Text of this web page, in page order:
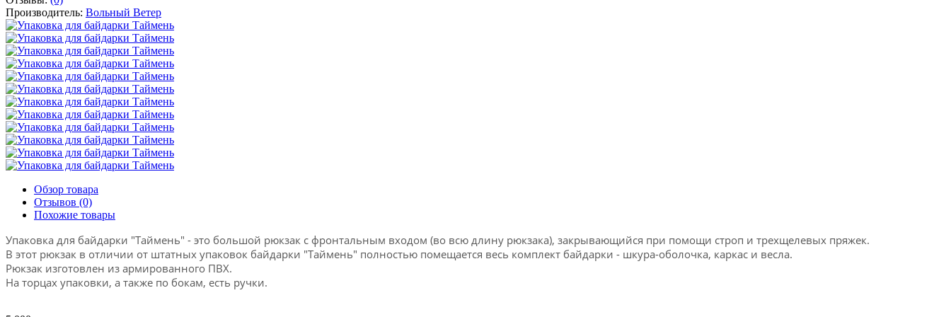
Производитель: Вольный Ветер
Обзор товара
Отзывов (0)
Похожие товары
Упаковка для байдарки "Таймень" - это большой рюкзак с фронтальным входом (во всю длину рюкзака), закрывающийся при помощи строп и трехщелевых пряжек.
В этот рюкзак в отличии от штатных упаковок байдарки "Таймень" полностью помещается весь комплект байдарки - шкура-оболочка, каркас и весла.
Рюкзак изготовлен из армированного ПВХ.
На торцах упаковки, а также по бокам, есть ручки.